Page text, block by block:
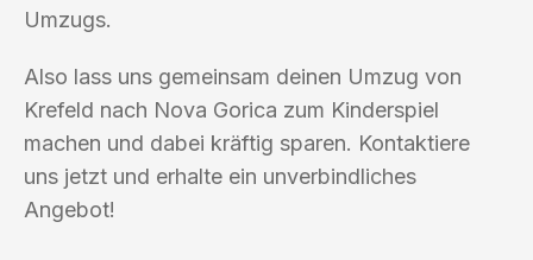
Umzugs.
Also lass uns gemeinsam deinen Umzug von
Krefeld nach Nova Gorica zum Kinderspiel
machen und dabei kräftig sparen. Kontaktiere
uns jetzt und erhalte ein unverbindliches
Angebot!